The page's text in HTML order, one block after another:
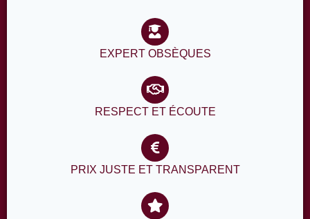
EXPERT OBSÈQUES
RESPECT ET ÉCOUTE
PRIX JUSTE ET TRANSPARENT